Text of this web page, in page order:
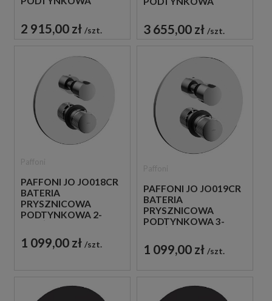
DROŻNA
JEDNOUCHWYTOWA
2 915,00 zł szt.
DROŻNA
JEDNOUCHWYTOWA
3 655,00 zł szt.
PAFFONI JO JO018CR
BATERIA
PRYSZNICOWA
PODTYNKOWA 2-
PRZEŁĄCZNIKIEM
JEDNOUCHWYTOWA
1 099,00 zł szt.
PAFFONI JO JO019CR
BATERIA
PRYSZNICOWA
PODTYNKOWA 3-
PRZEŁĄCZNIKIEM
JEDNOUCHWYTOWA
1 099,00 zł szt.